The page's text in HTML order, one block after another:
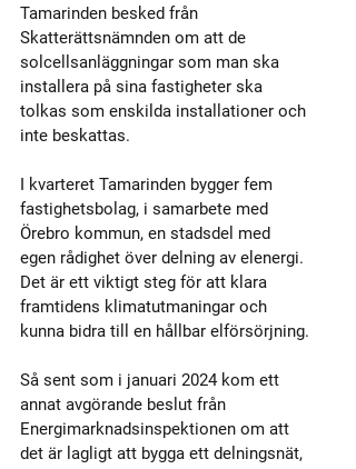
Tamarinden besked från
Skatterättsnämnden om att de
solcellsanläggningar som man ska
installera på sina fastigheter ska
tolkas som enskilda installationer och
inte beskattas.
I kvarteret Tamarinden bygger fem
fastighetsbolag, i samarbete med
Örebro kommun, en stadsdel med
egen rådighet över delning av elenergi.
Det är ett viktigt steg för att klara
framtidens klimatutmaningar och
kunna bidra till en hållbar elförsörjning.
Så sent som i januari 2024 kom ett
annat avgörande beslut från
Energimarknadsinspektionen om att
det är lagligt att bygga ett delningsnät,